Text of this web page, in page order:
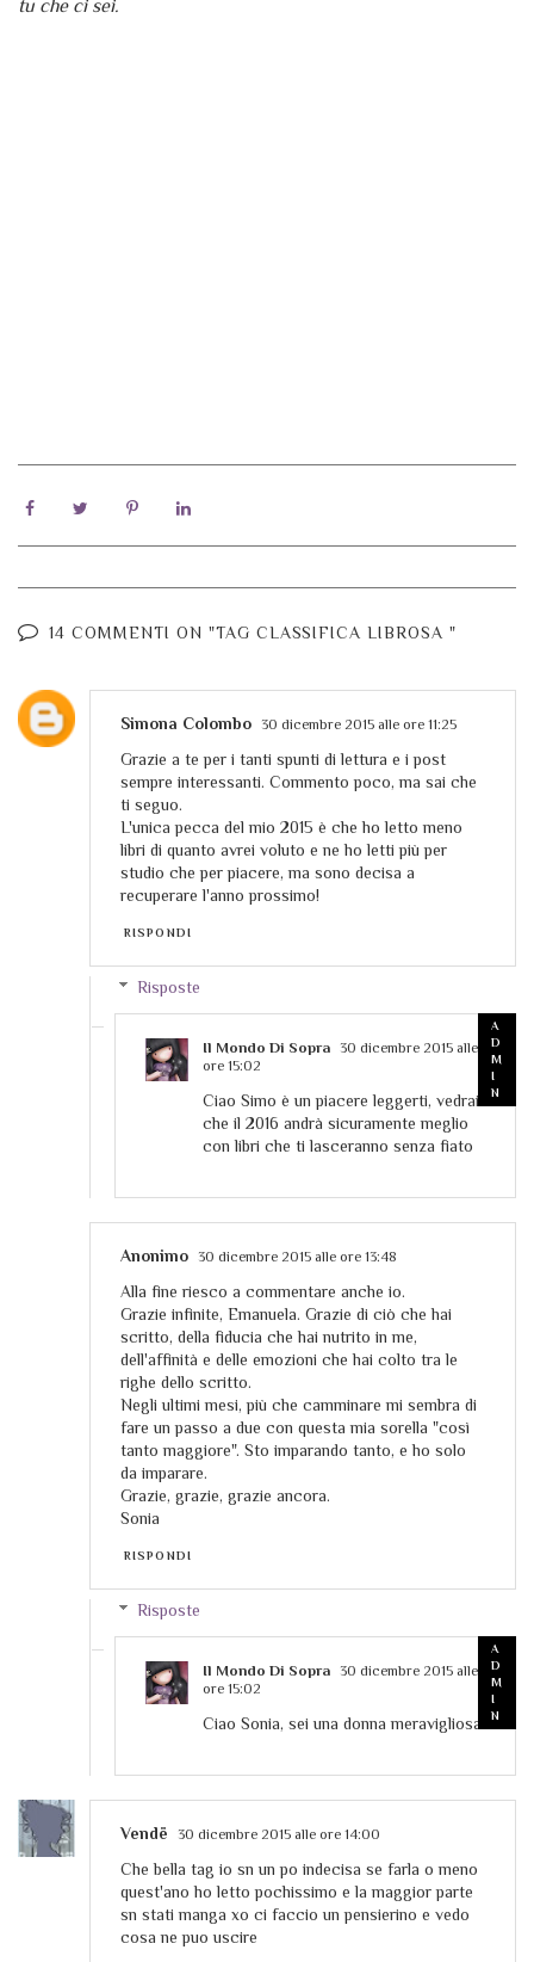
tu che ci sei.
14 COMMENTI ON "TAG CLASSIFICA LIBROSA "
Simona Colombo 30 dicembre 2015 alle ore 11:25
Grazie a te per i tanti spunti di lettura e i post
sempre interessanti. Commento poco, ma sai che
ti seguo.
L'unica pecca del mio 2015 è che ho letto meno
libri di quanto avrei voluto e ne ho letti più per
studio che per piacere, ma sono decisa a
recuperare l'anno prossimo!
RISPONDI
Risposte
Il Mondo Di Sopra
30 dicembre 2015 alle
ore 15:02
Ciao Simo è un piacere leggerti, vedrai
che il 2016 andrà sicuramente meglio
con libri che ti lasceranno senza fiato
Anonimo 30 dicembre 2015 alle ore 13:48
Alla fine riesco a commentare anche io.
Grazie infinite, Emanuela. Grazie di ciò che hai
scritto, della fiducia che hai nutrito in me,
dell'affinità e delle emozioni che hai colto tra le
righe dello scritto.
Negli ultimi mesi, più che camminare mi sembra di
fare un passo a due con questa mia sorella "così
tanto maggiore". Sto imparando tanto, e ho solo
da imparare.
Grazie, grazie, grazie ancora.
Sonia
RISPONDI
Risposte
Il Mondo Di Sopra
30 dicembre 2015 alle
ore 15:02
Ciao Sonia, sei una donna meravigliosa
Vendë 30 dicembre 2015 alle ore 14:00
Che bella tag io sn un po indecisa se farla o meno
quest'ano ho letto pochissimo e la maggior parte
sn stati manga xo ci faccio un pensierino e vedo
cosa ne puo uscire